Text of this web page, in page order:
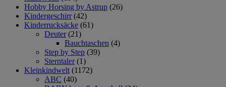
Hobby Horsing by Astrup (26)
Kindergeschirr (42)
Kinderrucksäcke (61)
Deuter (21)
Bauchtaschen (4)
Step by Step (39)
Sterntaler (1)
Kleinkindwelt (1172)
ABC (40)